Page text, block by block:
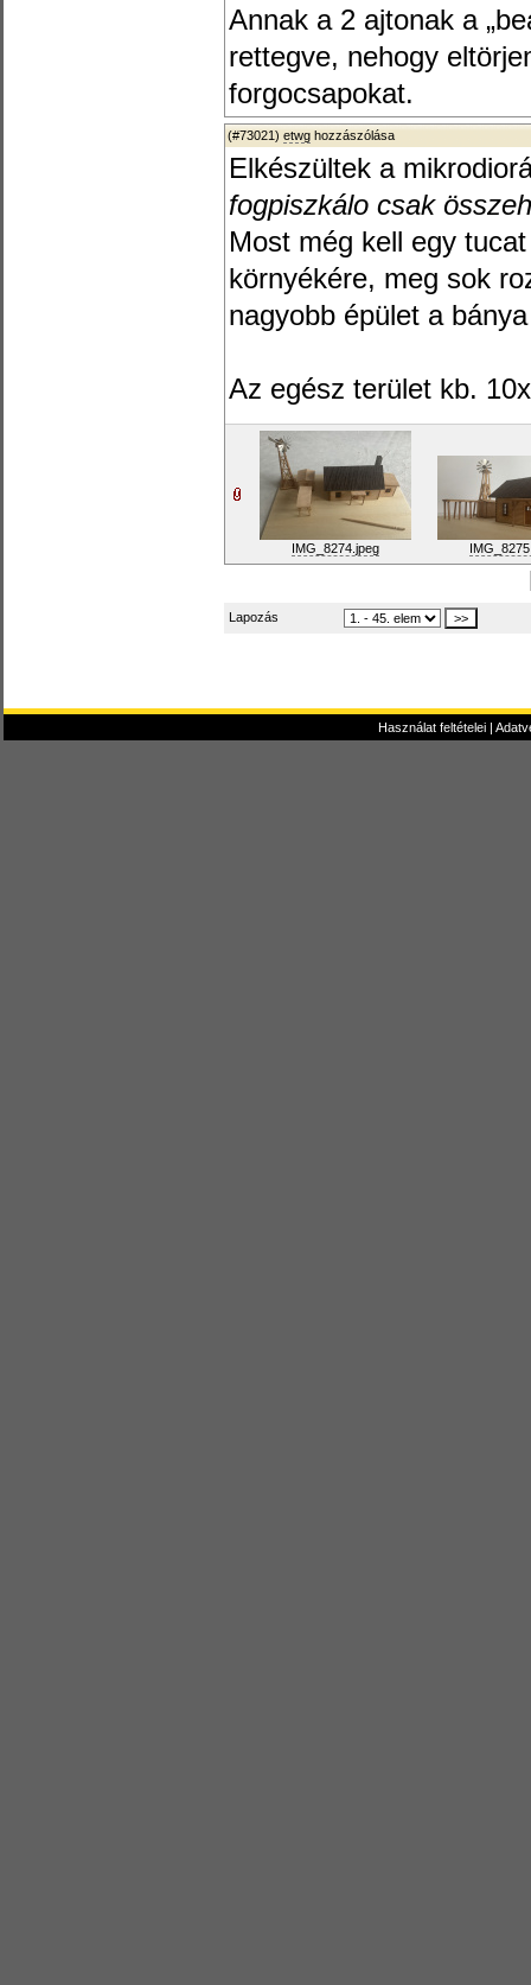
Annak a 2 ajtonak a
rettegve, nehogy
forgocsapokat.
(#73021) etwg hozzászólása
Elkészültek a
fogpiszkálo csak
Most még kell egy
környékére, meg sok
nagyobb épület a
Az egész terület kb.
IMG_8274.jpeg
Lapozás
Használat feltételei|